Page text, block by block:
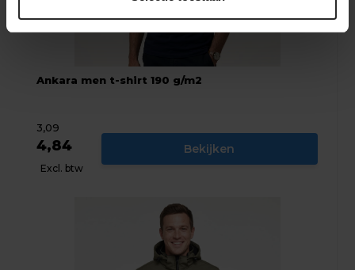
Ankara men t-shirt 190 g/m2
3,09
4,84
Excl. btw
Bekijken